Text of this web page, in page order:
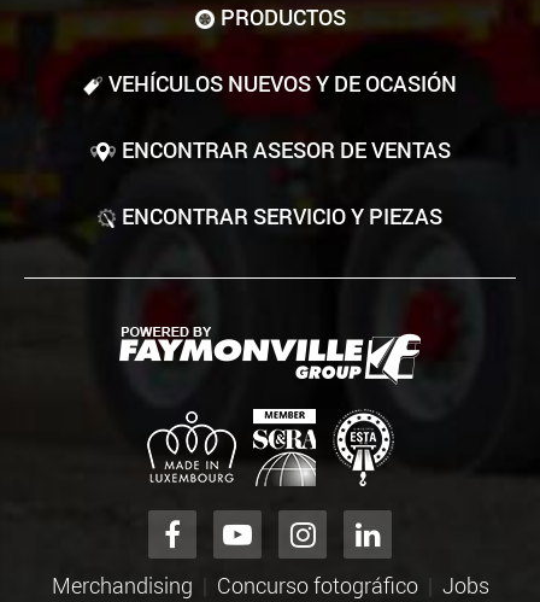
PRODUCTOS
VEHÍCULOS NUEVOS Y DE OCASIÓN
ENCONTRAR ASESOR DE VENTAS
ENCONTRAR SERVICIO Y PIEZAS
Merchandising Concurso fotográfico Jobs